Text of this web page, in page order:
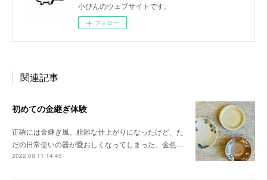
小びんのウェブサイトです。
フォロー
関連記事
初めての金継ぎ体験
正確には金継ぎ風。粗雑な仕上がりになったけど、た
だの日常使いの器が愛おしくなってしまった。金色…
2022.09.11 14:45